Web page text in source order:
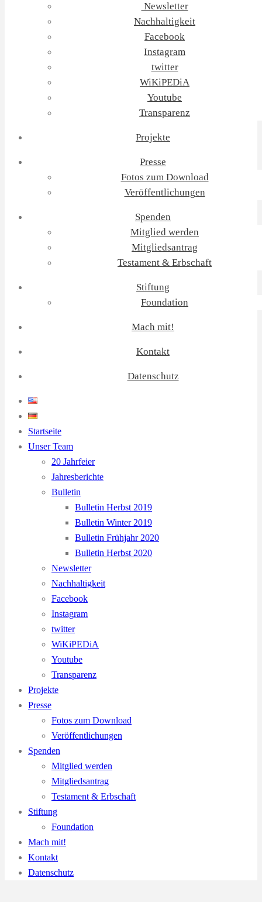
Newsletter
Nachhaltigkeit
Facebook
Instagram
twitter
WiKiPEDiA
Youtube
Transparenz
Projekte
Presse
Fotos zum Download
Veröffentlichungen
Spenden
Mitglied werden
Mitgliedsantrag
Testament & Erbschaft
Stiftung
Foundation
Mach mit!
Kontakt
Datenschutz
Startseite
Unser Team
20 Jahrfeier
Jahresberichte
Bulletin
Bulletin Herbst 2019
Bulletin Winter 2019
Bulletin Frühjahr 2020
Bulletin Herbst 2020
Newsletter
Nachhaltigkeit
Facebook
Instagram
twitter
WiKiPEDiA
Youtube
Transparenz
Projekte
Presse
Fotos zum Download
Veröffentlichungen
Spenden
Mitglied werden
Mitgliedsantrag
Testament & Erbschaft
Stiftung
Foundation
Mach mit!
Kontakt
Datenschutz